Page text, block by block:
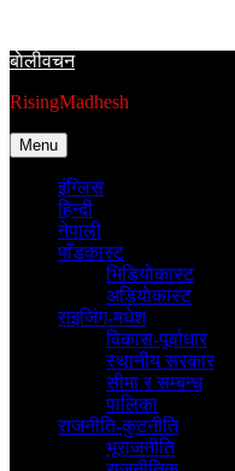
content
बाेलीवचन
RisingMadhesh
Menu
इंग्लिस
हिन्दी
नेपाली
पाँडकास्ट
भिडियाेकास्ट
अडियाेकास्ट
राइजिंग-मधेश
विकास-पूर्वाधार
स्थानीय सरकार
सीमा र सम्बन्ध
पालिका
राजनीति-कुटनीति
भूराजनीति